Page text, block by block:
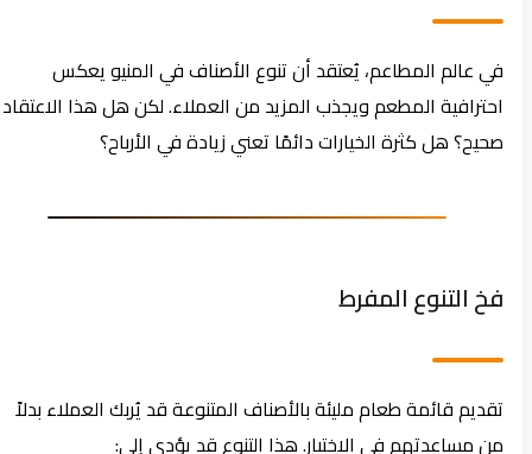
في عالم المطاعم، يُعتقد أن تنوع الأصناف في المنيو يعكس
احترافية المطعم ويجذب المزيد من العملاء. لكن هل هذا الاعتقاد
صحيح؟ هل كثرة الخيارات دائمًا تعني زيادة في الأرباح؟
فخ التنوع المفرط
تقديم قائمة طعام مليئة بالأصناف المتنوعة قد يُربك العملاء بدلاً
من مساعدتهم في الاختيار. هذا التنوع قد يؤدي إلى: